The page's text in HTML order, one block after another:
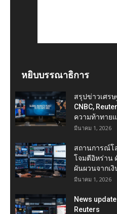
หยิบบรรณาธิการ
สรุปข่าวเศร
CNBC,
ความท้าทาย
มีนาคม 1, 2026
สถานการณ์โ
โจมตีอิหร่าน
ผันผวนจากเงิ
มีนาคม 1, 2026
News
Reuters